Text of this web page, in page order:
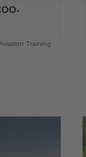
Training